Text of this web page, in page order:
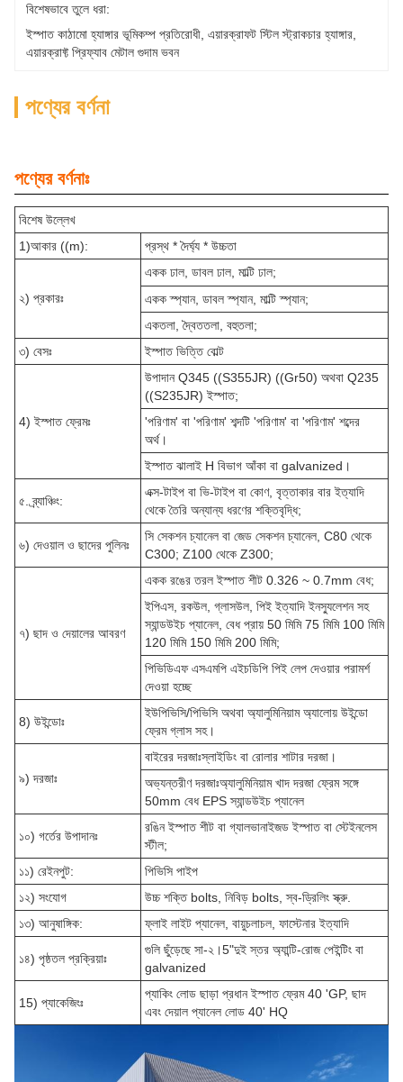
বিশেষভাবে তুলে ধরা:
ইস্পাত কাঠামো হ্যাঙ্গার ভূমিকম্প প্রতিরোধী এয়ারক্রাফট স্টিল স্ট্রাকচার হ্যাঙ্গার
এয়ারক্রাফ্ট প্রিফ্যাব মেটাল গুদাম ভবন
পণ্যের বর্ণনা
পণ্যের বর্ণনাঃ
বিশেষ উল্লেখ
1)আকার ((m):
প্রস্থ * দৈর্ঘ্য * উচ্চতা
২) প্রকারঃ
একক ঢাল, ডাবল ঢাল, মাল্টি ঢাল;
একক স্প্যান, ডাবল স্প্যান, মাল্টি স্প্যান;
একতলা, দ্বৈততলা, বহুতলা;
৩) বেসঃ
ইস্পাত ভিত্তি বোল্ট
4) ইস্পাত ফ্রেমঃ
উপাদান Q345 ((S355JR) ((Gr50) অথবা Q235
((S235JR) ইস্পাত;
'পরিণাম' বা 'পরিণাম' শব্দটি 'পরিণাম' বা 'পরিণাম' শব্দের
অর্থ।
ইস্পাত ঝালাই H বিভাগ আঁকা বা galvanized।
৫. ব্র্যাঞ্চিং:
এক্স-টাইপ বা ভি-টাইপ বা কোণ, বৃত্তাকার বার ইত্যাদি
থেকে তৈরি অন্যান্য ধরণের শক্তিবৃদ্ধি;
৬) দেওয়াল ও ছাদের পুলিনঃ
সি সেকশন চ্যানেল বা জেড সেকশন চ্যানেল, C80 থেকে
C300; Z100 থেকে Z300;
৭) ছাদ ও দেয়ালের আবরণ
একক রঙের তরল ইস্পাত শীট 0.326 ~ 0.7mm বেধ;
ইপিএস, রকউল, গ্লাসউল, পিই ইত্যাদি ইনস্যুলেশন সহ
স্যান্ডউইচ প্যানেল, বেধ প্রায় 50 মিমি 75 মিমি 100 মিমি
120 মিমি 150 মিমি 200 মিমি;
পিভিডিএফ এসএমপি এইচডিপি পিই লেপ দেওয়ার পরামর্শ
দেওয়া হচ্ছে
8) উইন্ডোঃ
ইউপিভিসি/পিভিসি অথবা অ্যালুমিনিয়াম অ্যালোয় উইন্ডো
ফ্রেম গ্লাস সহ।
৯) দরজাঃ
বাইরের দরজাঃস্লাইডিং বা রোলার শাটার দরজা।
অভ্যন্তরীণ দরজাঃঅ্যালুমিনিয়াম খাদ দরজা ফ্রেম সঙ্গে
50mm বেধ EPS স্যান্ডউইচ প্যানেল
১০) গর্তের উপাদানঃ
রঙিন ইস্পাত শীট বা গ্যালভানাইজড ইস্পাত বা স্টেইনলেস
স্টীল;
১১) রেইনপুট:
পিভিসি পাইপ
১২) সংযোগ
উচ্চ শক্তি bolts, নিবিড় bolts, স্ব-ড্রিলিং স্ক্রু.
১৩) আনুষাঙ্গিক:
ফ্লাই লাইট প্যানেল, বায়ুচলাচল, ফাস্টেনার ইত্যাদি
১৪) পৃষ্ঠতল প্রক্রিয়াঃ
গুলি ছুঁড়েছে সা-২।5"দুই স্তর অ্যান্টি-রোজ পেইন্টিং বা
galvanized
15) প্যাকেজিংঃ
প্যাকিং লোড ছাড়া প্রধান ইস্পাত ফ্রেম 40 'GP, ছাদ
এবং দেয়াল প্যানেল লোড 40' HQ